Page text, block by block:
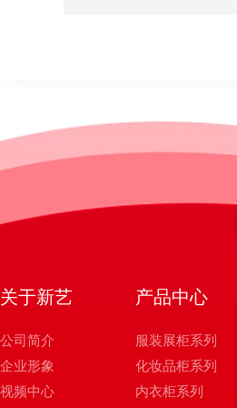
关于新艺
公司简介
企业形象
视频中心
产品中心
服装展柜系列
化妆品柜系列
内衣柜系列